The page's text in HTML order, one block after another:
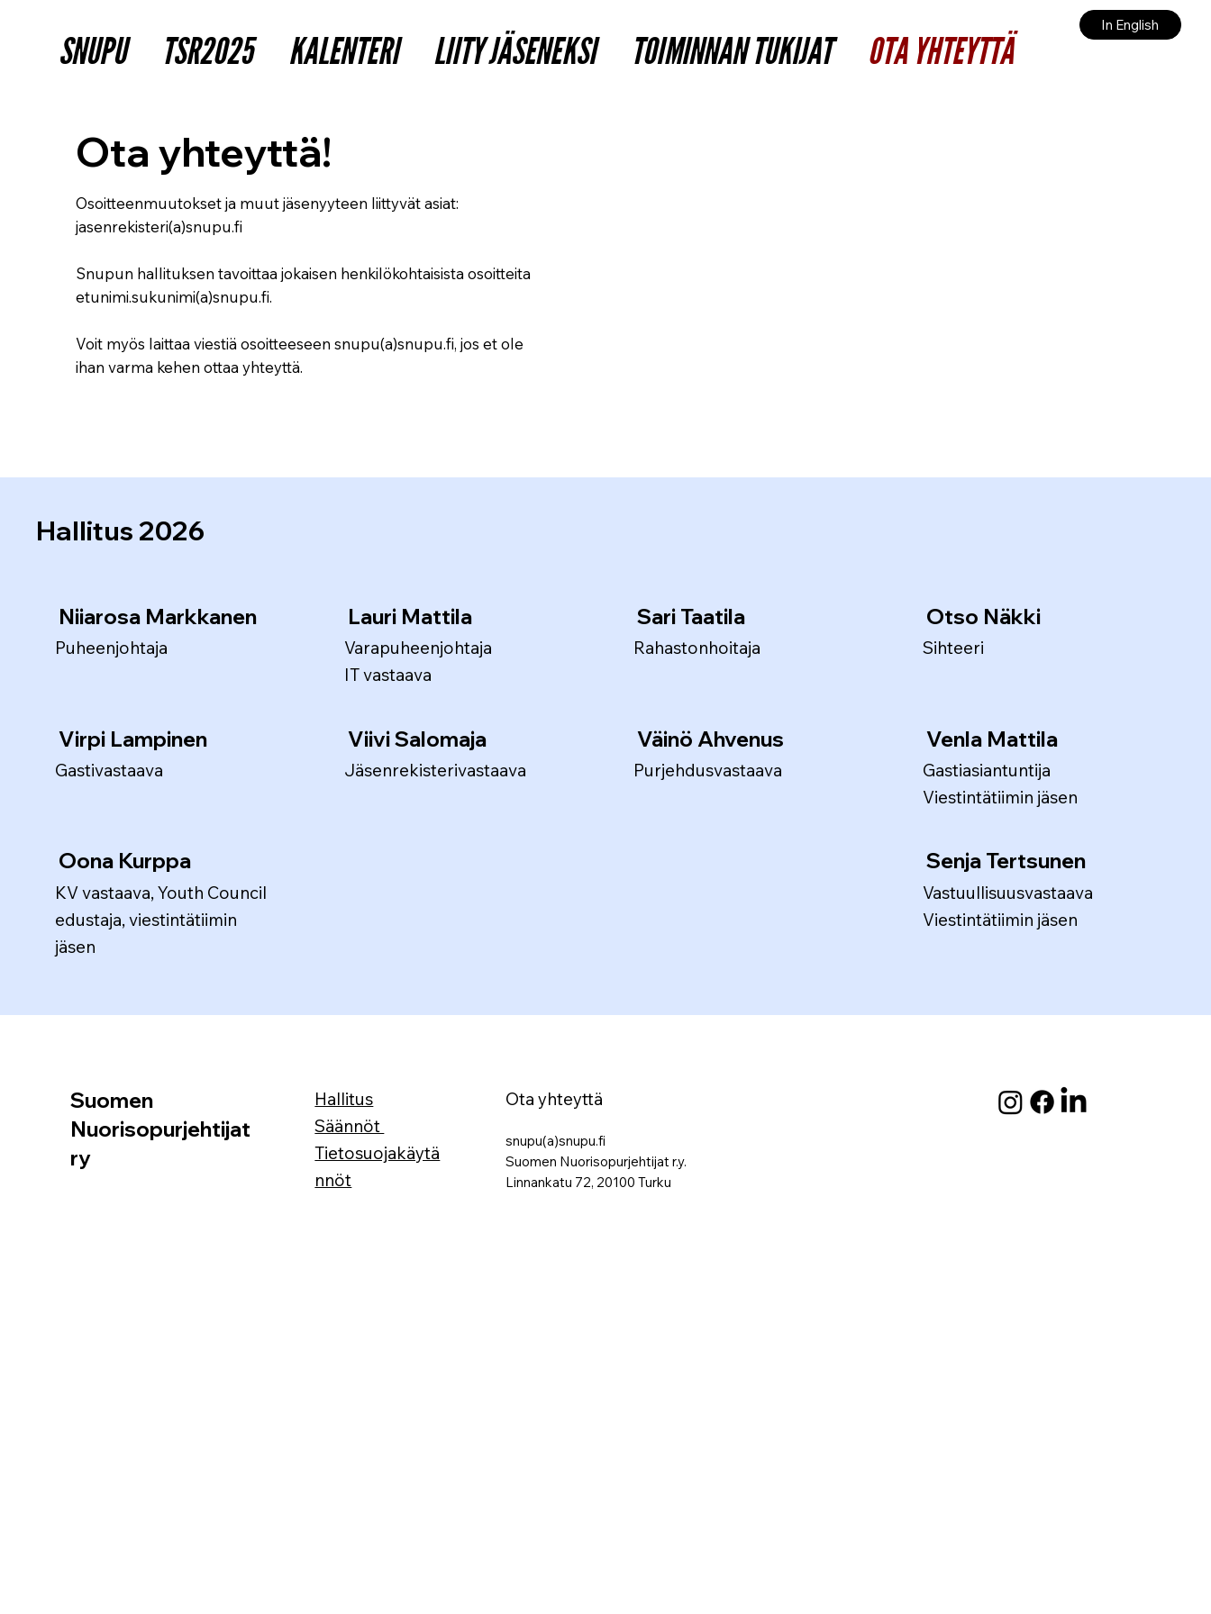
SNUPU TSR2025 KALENTERI LIITY JÄSENEKSI TOIMINNAN TUKIJAT OTA YHTEYTTÄ
In English
Hallitus 2026
Niiarosa Markkanen
Puheenjohtaja
Lauri Mattila
Varapuheenjohtaja
IT vastaava
Sari Taatila
Rahastonhoitaja
Otso Näkki
Sihteeri
Virpi Lampinen
Gastivastaava
Viivi Salomaja
Jäsenrekisterivastaava
Väinö Ahvenus
Purjehdusvastaava
Venla Mattila
Gastiasiantuntija
Viestintätiimin jäsen
Oona Kurppa
KV vastaava, Youth Council
edustaja, viestintätiimin
jäsen
Senja Tertsunen
Vastuullisuusvastaava
Viestintätiimin jäsen
Ota yhteyttä!
Osoitteenmuutokset ja muut jäsenyyteen liittyvät asiat:
jasenrekisteri(a)snupu.fi
Snupun hallituksen tavoittaa jokaisen henkilökohtaisista osoitteita
etunimi.sukunimi(a)snupu.fi.
Voit myös laittaa viestiä osoitteeseen snupu(a)snupu.fi, jos et ole
ihan varma kehen ottaa yhteyttä.
Suomen
Nuorisopurjehtijat
ry
Hallitus
Säännöt
Tietosuojakäytä
nnöt
snupu(a)snupu.fi
Suomen Nuorisopurjehtijat r.y.
Linnankatu 72, 20100 Turku
Ota yhteyttä